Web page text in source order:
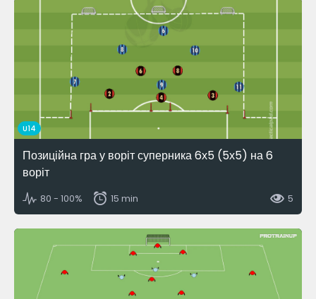
U14
Позиційна гра у воріт суперника 6х5 (5х5) на 6
воріт
80 - 100% 15 min 5